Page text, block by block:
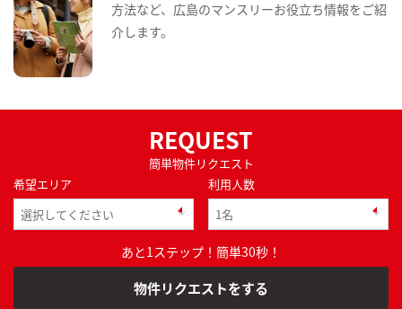
方法など、広島のマンスリーお役立ち情報をご紹
介します。
REQUEST
簡単物件リクエスト
希望エリア
利用人数
あと1ステップ！簡単30秒！
物件リクエストをする